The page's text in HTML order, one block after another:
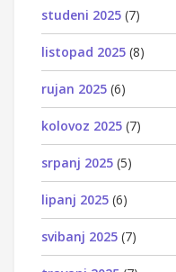
studeni 2025 (7)
listopad 2025 (8)
rujan 2025 (6)
kolovoz 2025 (7)
srpanj 2025 (5)
lipanj 2025 (6)
svibanj 2025 (7)